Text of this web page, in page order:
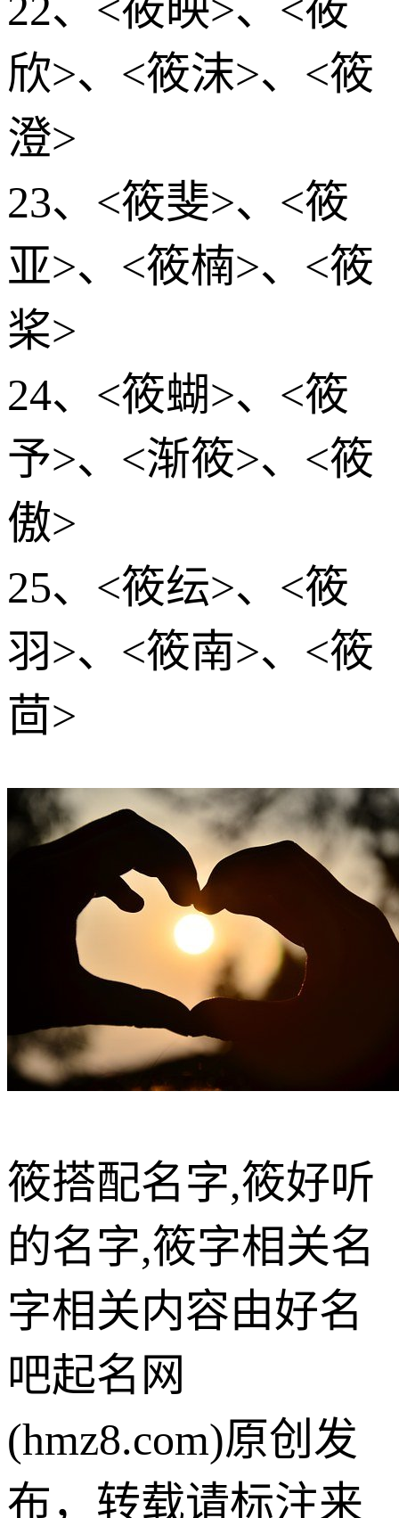
欣>、<筱沫>、<筱
澄>
23、<筱斐>、<筱
亚>、<筱楠>、<筱
桨>
24、<筱蝴>、<筱
予>、<渐筱>、<筱
傲>
25、<筱纭>、<筱
羽>、<筱南>、<筱
茴>
筱搭配名字,筱好听
的名字,筱字相关名
字相关内容由好名
吧起名网
(hmz8.com)原创发
布，转载请标注来